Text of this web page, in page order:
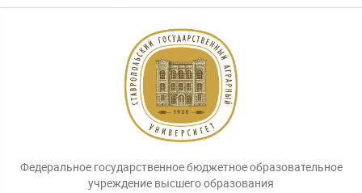
Федеральное государственное бюджетное образовательное
учреждение высшего образования